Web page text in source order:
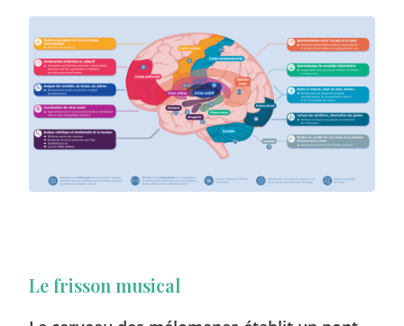
Le frisson musical